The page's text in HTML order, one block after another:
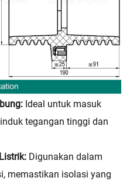
Ideal untuk masuk
tegangan tinggi dan
Digunakan dalam
memastikan isolasi yang